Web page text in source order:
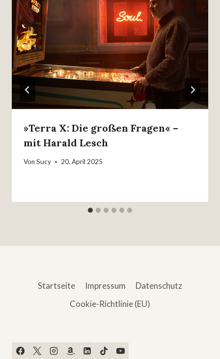
»Terra X: Die großen Fragen« –
mit Harald Lesch
Von Sucy 20. April 2025
Startseite Impressum
Datenschutz
Cookie-Richtlinie (EU)